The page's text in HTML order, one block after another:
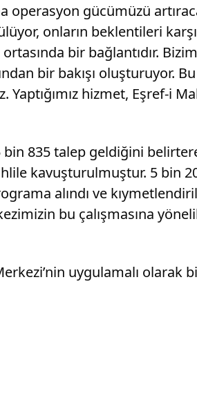
operasyon gücümüzü
onların beklentileri
bir bağlantıdır. Bizim
bir bakışı oluşturuyor.
hizmet, Eşref-i
835 talep geldiğini
kavuşturulmuştur. 5 bin
alındı ve
bu çalışmasına
uygulamalı olarak